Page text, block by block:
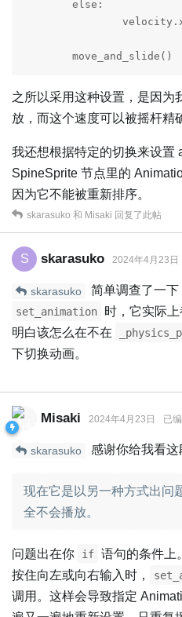
	move_and_slide()
之所以采用这种设置，是因为
放，而这个速度可以被摇杆精
我还想根据特定的切换来设置
SpineSprite 节点里的
因为它不能被重新排序。
skarasuko 和 Misaki 回复了此帖
S skarasuko 2024年4月23日
skarasuko 简单调查了一下
set_animation
时，它实际
明白该怎么在不在
下切换动画。
Misaki 2024年4月23日 已
skarasuko 感谢你给我看这
现在它是以另一种方式出问
全不会播放。
问题出在你 if 语句的条件上
按住向左或向右输入时，
调用。这样会导致指定